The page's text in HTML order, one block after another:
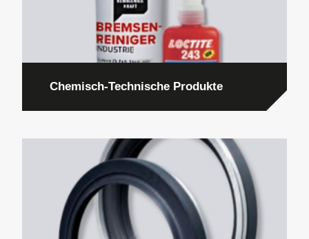
Chemisch-Technische Produkte